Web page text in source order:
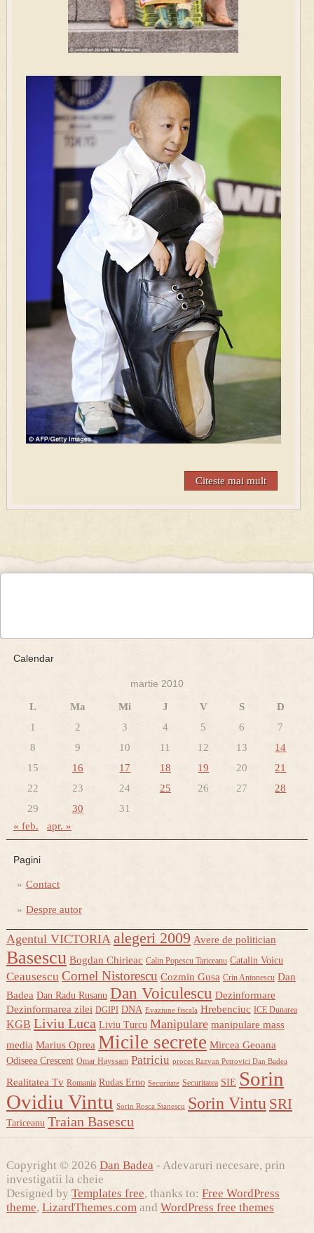
Citeste mai mult
Calendar
martie 2010
L Ma Mi J V S
D
1
2 3 4 5 6
7
8
9 10 11 12 13
14
15
16 17 18 19 20
21
22
23 24 25 26 27
28
29
30 31
« feb. apr. »
Pagini
Contact
Despre autor
Agentul VICTORIA alegeri 2009 Avere de politician
Basescu Bogdan Chirieac Calin Popescu Tariceanu Catalin Voicu
Ceausescu Cornel Nistorescu Cozmin Gusa Crin Antonescu Dan
Badea Dan Radu Rusanu Dan Voiculescu Dezinformare
Dezinformarea zilei DGIPI DNA Evaziune fiscala Hrebenciuc ICE Dunarea
KGB Liviu Luca Liviu Turcu Manipulare manipulare mass
media Marius Oprea Micile secrete Mircea Geoana
Odiseea Crescent Omar Hayssam Patriciu proces Razvan Petrovici Dan Badea
Realitatea Tv Romania Rudas Erno Securitate Securitatea SIE Sorin
Ovidiu Vintu Sorin Rosca Stanescu Sorin Vintu SRI
Tariceanu Traian Basescu
Copyright © 2026 Dan Badea - Adevaruri necesare, prin
investigatii la cheie
Designed by Templates free, thanks to: Free WordPress
theme, LizardThemes.comand WordPress free themes